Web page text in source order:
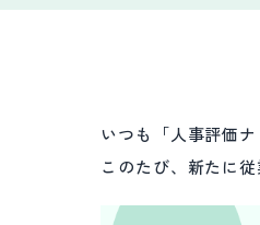
いつも「人事評価
このたび、新たに